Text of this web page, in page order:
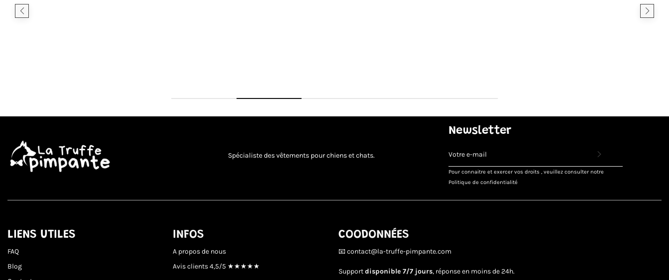
Spécialiste des vêtements pour chiens et chats.
Newsletter
VOUS
POUR
Pour connaitre et exercer vos droits , veuillez consulter notre
Politique de confidentialité
LIENS UTILES
FAQ
Blog
INFOS
A propos de nous
Avis clients4,5/5 ★★★★★
COODONNÉES
📧 contact@la-truffe-pimpante.com
Supportdisponible 7/7 jours, réponse en moins de 24h.